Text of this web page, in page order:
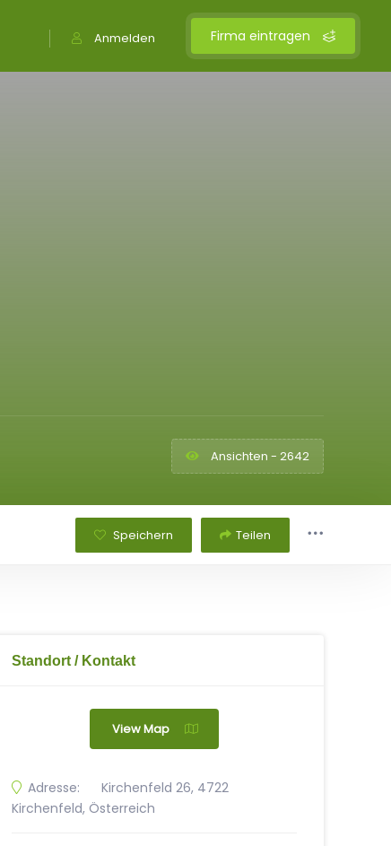
Firma eintragen
Anmelden
Ansichten - 2642
Speichern Teilen
Standort / Kontakt
View Map
Adresse:
Kirchenfeld 26, 4722
Kirchenfeld, Österreich